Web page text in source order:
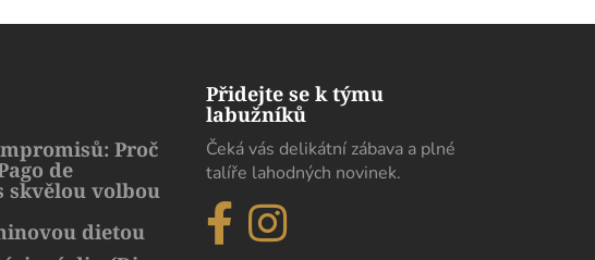
Proč
de
skvělou volbou
dietou
Přidejte se k týmu
labužníků
Čeká vás delikátní zábava a plné
talíře lahodných novinek.